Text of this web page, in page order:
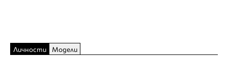
Личности Модели